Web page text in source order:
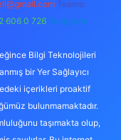
Teams:
606 0 726 Telegram:
Bilgi Teknolojileri
bir Yer Sağlayıcı
içerikleri proaktif
bulunmamaktadır.
taşımakta olup,